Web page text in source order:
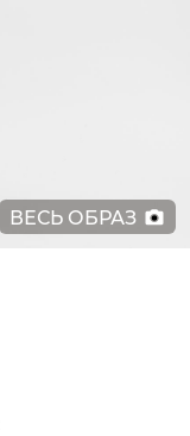
ВЕСЬ ОБРАЗ